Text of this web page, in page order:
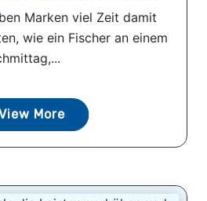
Marken viel Zeit damit
wie ein Fischer an einem
More